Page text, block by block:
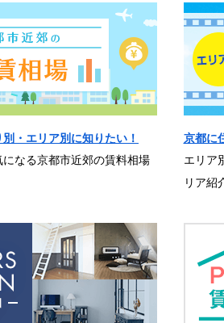
・エリア別に知りたい！
なる京都市近郊の賃料相場
京都に
エリア
リア紹